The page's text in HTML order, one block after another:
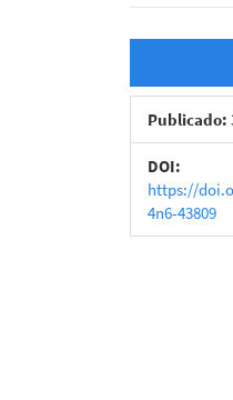
Barra
lateral
de
artigos
Publicado:
DOI:
https://
4n6-43809